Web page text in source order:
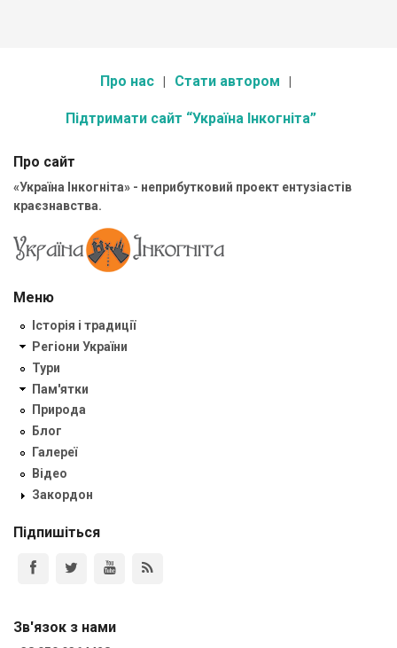
Про нас Стати автором
Підтримати сайт “Україна Інкогніта”
Про сайт
«Україна Інкогніта» - неприбутковий проект ентузіастів
краєзнавства.
Меню
Історія і традиції
Регіони України
Тури
Пам'ятки
Природа
Блог
Галереї
Відео
Закордон
Підпишіться
Зв'язок з нами